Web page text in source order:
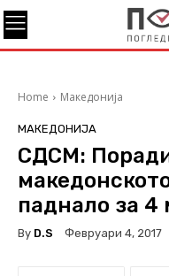
Home Македонија
МАКЕДОНИЈА
СДСМ:
паднало за 4
By D.S Февруари 4, 2017